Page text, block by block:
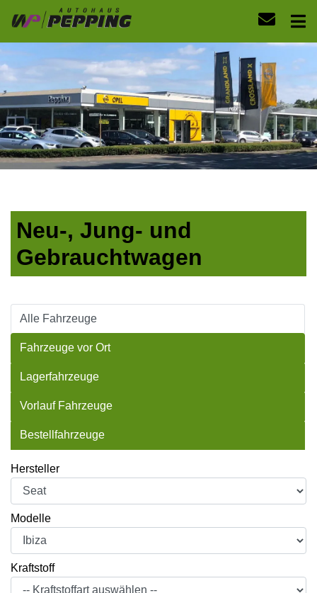
Neu-, Jung- und
Gebrauchtwagen
Alle Fahrzeuge
Fahrzeuge vor Ort
Lagerfahrzeuge
Vorlauf Fahrzeuge
Bestellfahrzeuge
Hersteller
Modelle
Kraftstoff